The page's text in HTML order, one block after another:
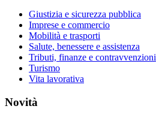
Giustizia e sicurezza pubblica
Imprese e commercio
Mobilità e trasporti
Salute, benessere e assistenza
Tributi, finanze e contravvenzioni
Turismo
Vita lavorativa
Novità